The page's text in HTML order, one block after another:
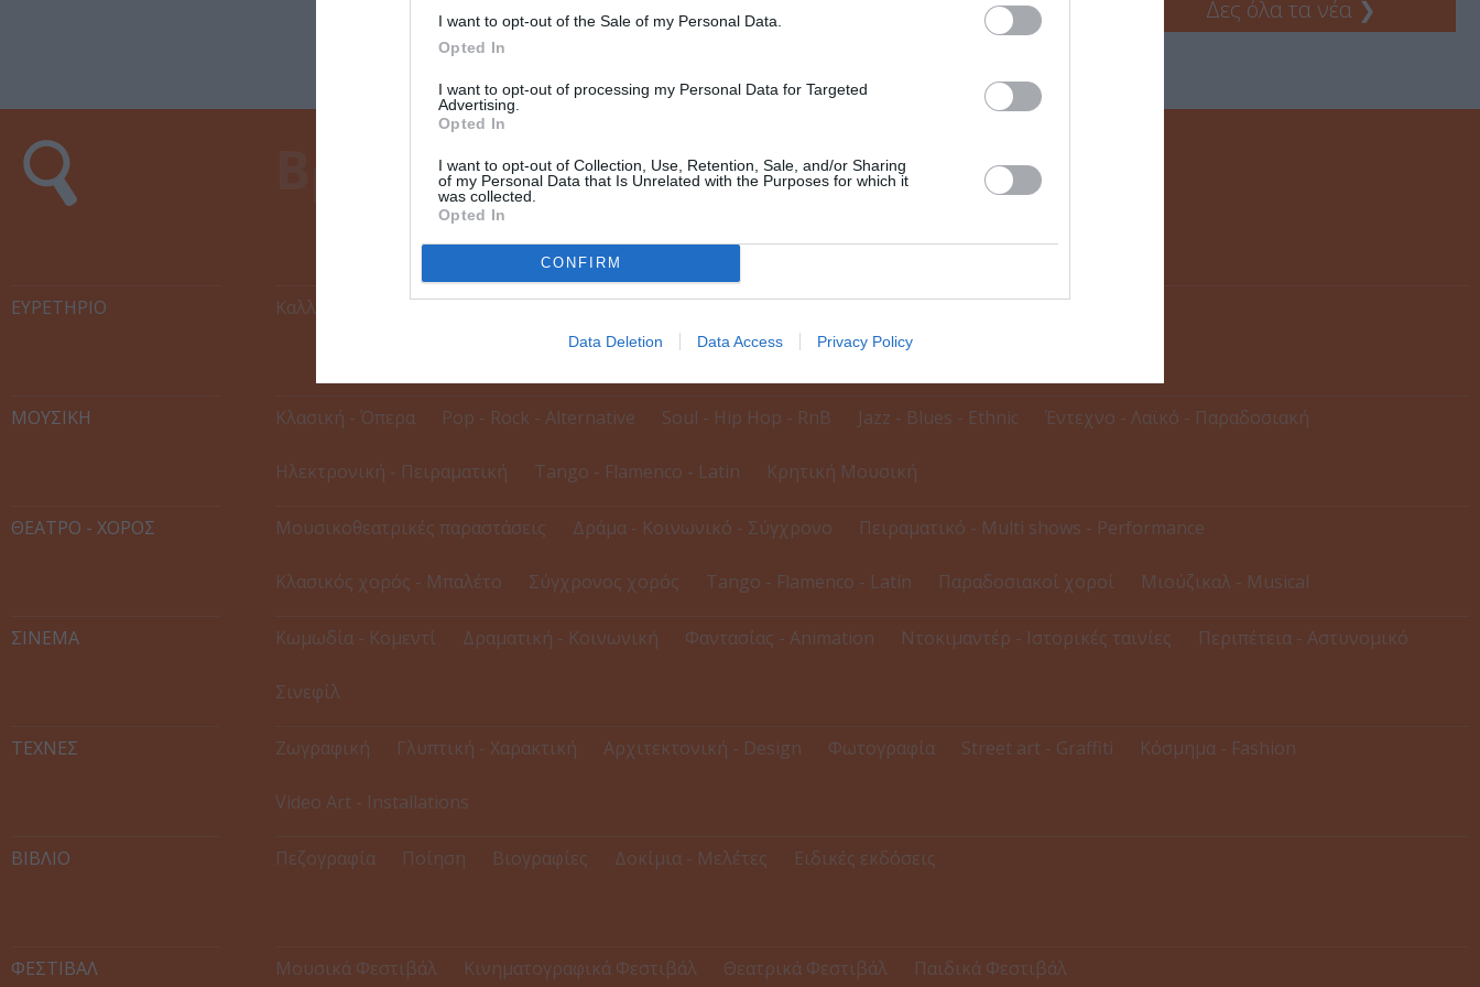
I want to opt-out of the Sale of my Personal Data.
Opted In
I want to opt-out of processing my Personal Data for Targeted
Advertising.
Opted In
I want to opt-out of Collection, Use, Retention, Sale, and/or Sharing
of my Personal Data that Is Unrelated with the Purposes for which it
was collected.
Opted In
CONFIRM
Data Deletion Data Access Privacy Policy
Δες όλα τα νέα ❯
ΕΥΡΕΤΉΡΙΟ Καλλιτέχνες Χώροι Εκδηλώσεων
ΜΟΥΣΙΚΗ Κλασική - Όπερα Pop - Rock - Alternative Soul - Hip Hop - RnB Jazz - Blues - Ethnic Έντεχνο - Λαϊκό - Παραδοσιακή
Ηλεκτρονική - Πειραματική Tango - Flamenco - Latin Κρητική Μουσική
ΘΕΑΤΡΟ - ΧΟΡΟΣ Μουσικοθεατρικές παραστάσεις Δράμα - Κοινωνικό - Σύγχρονο Πειραματικό - Multi shows - Performance
Κλασικός χορός - Μπαλέτο Σύγχρονος χορός Tango - Flamenco - Latin Παραδοσιακοί χοροί Μιούζικαλ - Musical
ΣΙΝΕΜΑ Κωμωδία - Κομεντί Δραματική - Κοινωνική Φαντασίας - Animation Ντοκιμαντέρ - Ιστορικές ταινίες Περιπέτεια - Αστυνομικό
Σινεφίλ
ΤΕΧΝΕΣ Ζωγραφική Γλυπτική - Χαρακτική Αρχιτεκτονική - Design Φωτογραφία Street art - Graffiti Κόσμημα - Fashion
Video Art - Installations
ΒΙΒΛΙΟ Πεζογραφία Ποίηση Βιογραφίες Δοκίμια - Μελέτες Ειδικές εκδόσεις
ΦΕΣΤΙΒΑΛ Μουσικά Φεστιβάλ Κινηματογραφικά Φεστιβάλ Θεατρικά Φεστιβάλ Παιδικά Φεστιβάλ